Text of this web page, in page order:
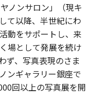
ノンサロン」（現キ
て以降、半世紀にわ
動をサポートし、来
場として発展を続け
ず、写真表現のさま
ンギャラリー銀座で
回以上の写真展を開